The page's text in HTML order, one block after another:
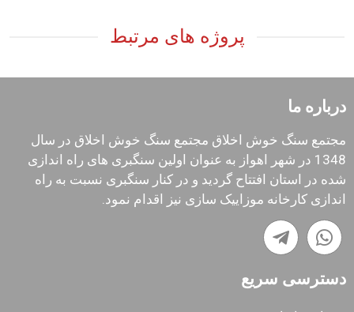
پروژه های مرتبط
درباره ما
مجتمع سنگ خوش اخلاق مجتمع سنگ خوش اخلاق در سال
1348 در شهر اهواز به عنوان اولین سنگبری های راه اندازی
شده در استان افتتاح گردید و در کنار سنگبری نسبت به راه
اندازی کارخانه موزاییک سازی نیز اقدام نمود.
دسترسی سریع